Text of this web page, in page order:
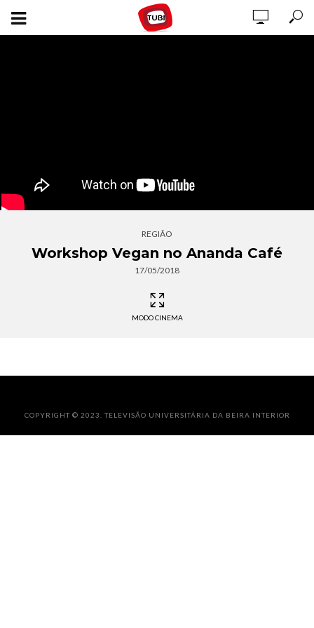
REGIÃO
Workshop Vegan no Ananda Café
17/05/2018
MODO CINEMA
COPYRIGHT © 2023. TELEVISÃO UNIVERSITÁRIA DA BEIRA INTERIOR